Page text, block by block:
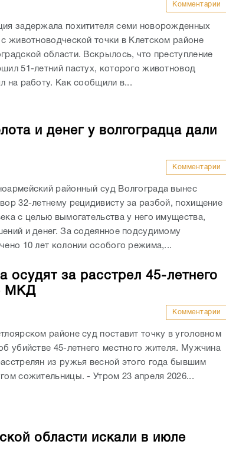
Комментарии
задержала похитителя семи новорожденных
с животноводческой точки в Клетском районе
области. Вскрылось, что преступление
51-летний пастух, которого животновод
на работу. Как сообщили в...
и денег у волгоградца дали
Комментарии
районный суд Волгограда вынес
32-летнему рецидивисту за разбой, похищение
с целью вымогательства у него имущества,
и денег. За содеянное подсудимому
10 лет колонии особого режима,...
осудят за расстрел 45-летнего
МКД
Комментарии
районе суд поставит точку в уголовном
убийстве 45-летнего местного жителя. Мужчина
из ружья весной этого года бывшим
сожительницы. - Утром 23 апреля 2026...
области искали в июле